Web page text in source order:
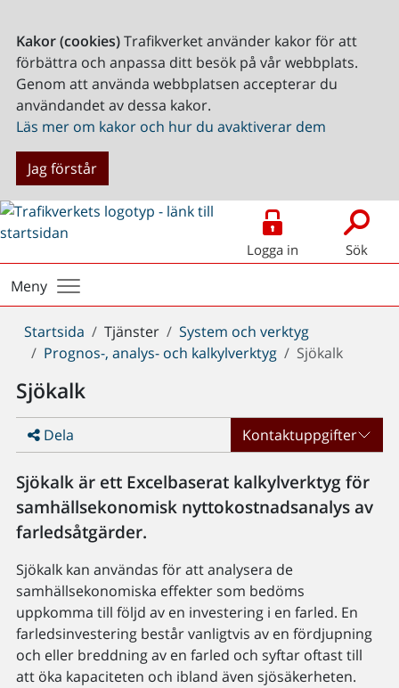
Kakor (cookies)Trafikverket använder kakor för att
förbättra och anpassa ditt besök på vår webbplats.
Genom att använda webbplatsen accepterar du
användandet av dessa kakor.
Läs mer om kakor och hur du avaktiverar dem
Jag förstår
Logga in Sök
Meny
Du
är
Startsida Tjänster
System och verktyg
Prognos-, analys- och kalkylverktyg
Sjökalk
Sjökalk
Dela Kontaktuppgifter
Sjökalk är ett Excelbaserat kalkylverktyg för
samhällsekonomisk nyttokostnadsanalys av
farledsåtgärder.
Sjökalk kan användas för att analysera de
samhällsekonomiska effekter som bedöms
uppkomma till följd av en investering i en farled. En
farledsinvestering består vanligtvis av en fördjupning
och eller breddning av en farled och syftar oftast till
att öka kapaciteten och ibland även sjösäkerheten.